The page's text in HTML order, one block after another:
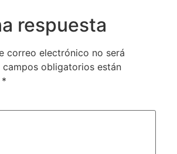
respuesta
correo electrónico no será
campos obligatorios están
*